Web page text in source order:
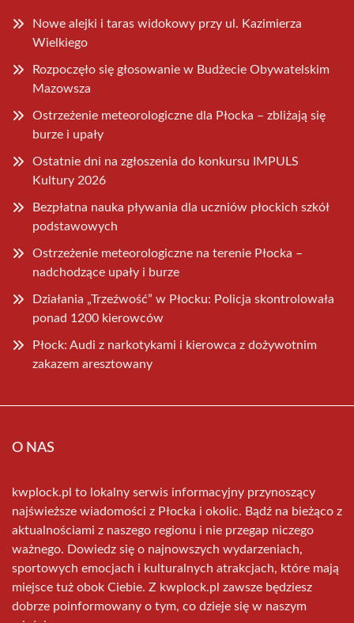
Nowe alejki i taras widokowy przy ul. Kazimierza
Wielkiego
Rozpoczęło się głosowanie w Budżecie Obywatelskim
Mazowsza
Ostrzeżenie meteorologiczne dla Płocka – zbliżają się
burze i upały
Ostatnie dni na zgłoszenia do konkursu IMPULS
Kultury 2026
Bezpłatna nauka pływania dla uczniów płockich szkół
podstawowych
Ostrzeżenie meteorologiczne na terenie Płocka –
nadchodzące upały i burze
Działania „Trzeźwość” w Płocku: Policja skontrolowała
ponad 1200 kierowców
Płock: Audi z narkotykami i kierowca z dożywotnim
zakazem aresztowany
O NAS
kwplock.pl to lokalny serwis informacyjny przynoszący
najświeższe wiadomości z Płocka i okolic. Bądź na bieżąco z
aktualnościami z naszego regionu i nie przegap niczego
ważnego. Dowiedz się o najnowszych wydarzeniach,
sportowych emocjach i kulturalnych atrakcjach, które mają
miejsce tuż obok Ciebie. Z kwplock.pl zawsze będziesz
dobrze poinformowany o tym, co dzieje się w naszym